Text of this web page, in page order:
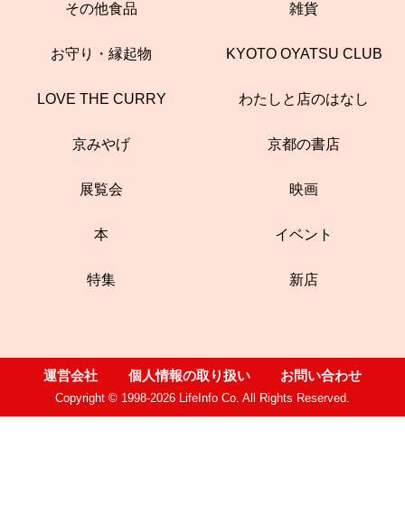
その他食品 雑貨
お守り・縁起物 KYOTO OYATSU CLUB
LOVE THE CURRY わたしと店のはなし
京みやげ 京都の書店
展覧会 映画
本 イベント
特集 新店
運営会社 個人情報の取り扱い お問い合わせ
Copyright © 1998-2026 LifeInfo Co. All Rights Reserved.